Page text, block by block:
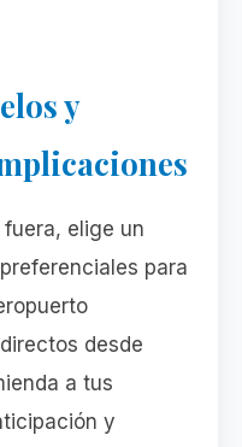
y
elige un
para
desde
a tus
y